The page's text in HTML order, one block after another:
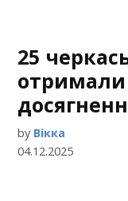
25
отримали
by Вікка
04.12.2025